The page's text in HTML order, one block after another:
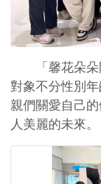
「馨花朵朵
對象不分性別
親們關愛自己
人美麗的未來。